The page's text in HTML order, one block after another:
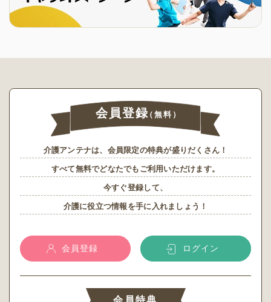
会員登録（無料）
介護アンテナは、会員限定の特典が盛りだくさん！
すべて無料でどなたでもご利用いただけます。
今すぐ登録して、
介護に役立つ情報を手に入れましょう！
会員登録 ログイン